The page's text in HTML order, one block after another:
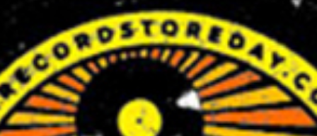
Support your local Record Store!